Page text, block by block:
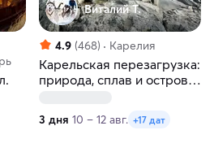
Виталий Т.
4.9 (468) Карелия
Карельская перезагрузка:
природа, сплав и остров
3 дня 10 – 12 авг. +17 дат